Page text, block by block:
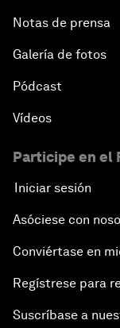
Notas de prensa
Galería de fotos
Pódcast
Vídeos
Participe en el
Iniciar sesión
Asóciese con
Conviértase en
Regístrese para
Suscríbase a